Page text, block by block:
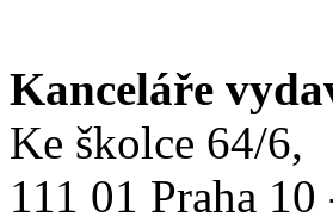
Kanceláře
Ke školce 64/6,
111 01 Praha